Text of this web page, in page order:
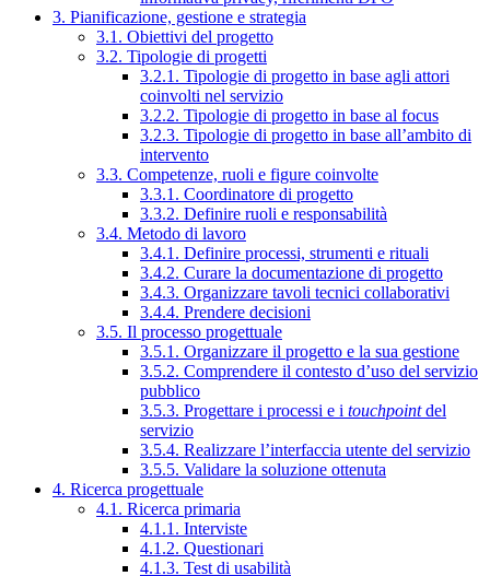
3. Pianificazione, gestione e strategia
3.1. Obiettivi del progetto
3.2. Tipologie di progetti
3.2.1. Tipologie di progetto in base agli attori
coinvolti nel servizio
3.2.2. Tipologie di progetto in base al focus
3.2.3. Tipologie di progetto in base all’ambito di
intervento
3.3. Competenze, ruoli e figure coinvolte
3.3.1. Coordinatore di progetto
3.3.2. Definire ruoli e responsabilità
3.4. Metodo di lavoro
3.4.1. Definire processi, strumenti e rituali
3.4.2. Curare la documentazione di progetto
3.4.3. Organizzare tavoli tecnici collaborativi
3.4.4. Prendere decisioni
3.5. Il processo progettuale
3.5.1. Organizzare il progetto e la sua gestione
3.5.2. Comprendere il contesto d’uso del servizio
pubblico
3.5.3. Progettare i processi e i touchpointdel
servizio
3.5.4. Realizzare l’interfaccia utente del servizio
3.5.5. Validare la soluzione ottenuta
4. Ricerca progettuale
4.1. Ricerca primaria
4.1.1. Interviste
4.1.2. Questionari
4.1.3. Test di usabilità